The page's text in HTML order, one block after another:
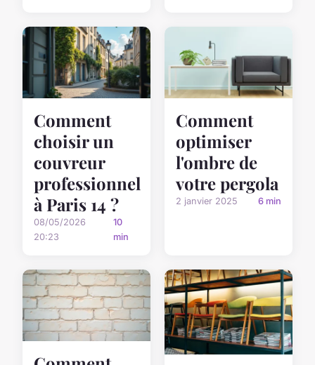
Comment
choisir un
couvreur
professionnel
à Paris 14 ?
08/05/2026
20:23
10
min
Comment
optimiser
l'ombre de
votre pergola
2 janvier 2025 6 min